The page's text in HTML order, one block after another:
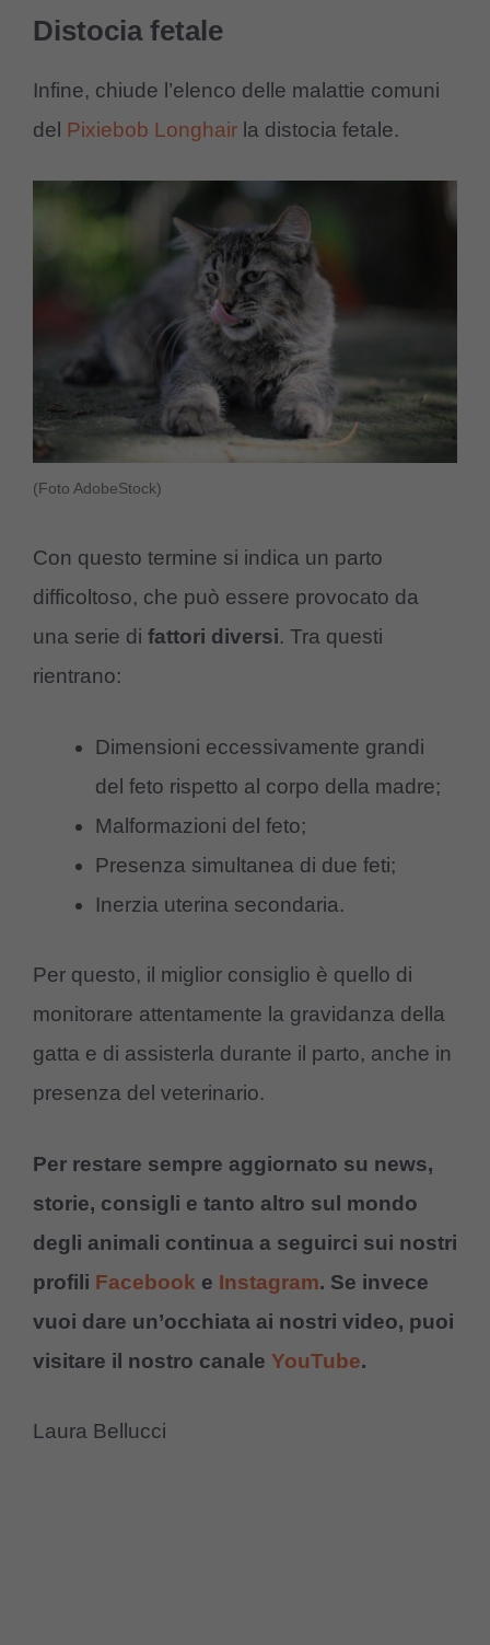
Distocia fetale
Infine, chiude l’elenco delle malattie comuni
del Pixiebob Longhair la distocia fetale.
(Foto AdobeStock)
Con questo termine si indica un parto
difficoltoso, che può essere provocato da
una serie di fattori diversi. Tra questi
rientrano:
Dimensioni eccessivamente grandi
del feto rispetto al corpo della madre;
Malformazioni del feto;
Presenza simultanea di due feti;
Inerzia uterina secondaria.
Per questo, il miglior consiglio è quello di
monitorare attentamente la gravidanza della
gatta e di assisterla durante il parto, anche in
presenza del veterinario.
Per restare sempre aggiornato su news,
storie, consigli e tanto altro sul mondo
degli animali continua a seguirci sui nostri
profili Facebook e Instagram. Se invece
vuoi dare un’occhiata ai nostri video, puoi
visitare il nostro canale YouTube.
Laura Bellucci